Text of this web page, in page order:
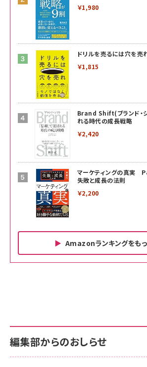
￥1,980
ドリルを売るには穴を売
￥1,815
Brand Shift(ブランド・
れる時代の成長戦略
￥2,420
マーケティングの真実
失敗と成長の法則
￥2,200
Amazonランキングをも
￥880
anan(アンアン)2026/06/
スペシャルエディション[王
サポート正規品 メーカー保
NIMASO ガラスフィルム
サポート正規品 メーカー保
Amazon eギフトカード -
編集部からのおしらせ